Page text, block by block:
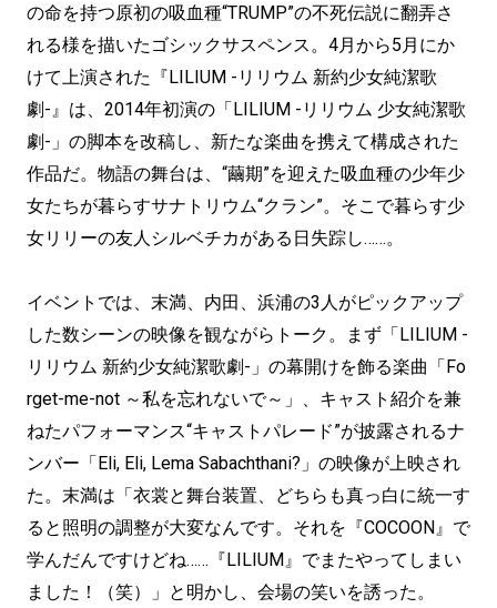
の命を持つ原初の吸血種“TRUMP”の不死伝説に翻弄さ
れる様を描いたゴシックサスペンス。4月から5月にか
けて上演された『LILIUM -リリウム 新約少女純潔歌
劇-』は、2014年初演の「LILIUM -リリウム 少女純潔歌
劇-」の脚本を改稿し、新たな楽曲を携えて構成された
作品だ。物語の舞台は、“繭期”を迎えた吸血種の少年少
女たちが暮らすサナトリウム“クラン”。そこで暮らす少
女リリーの友人シルベチカがある日失踪し……。
イベントでは、末満、内田、浜浦の3人がピックアップ
した数シーンの映像を観ながらトーク。まず「LILIUM -
リリウム 新約少女純潔歌劇-」の幕開けを飾る楽曲「Fo
rget-me-not ～私を忘れないで～」、キャスト紹介を兼
ねたパフォーマンス“キャストパレード”が披露されるナ
ンバー「Eli, Eli, Lema Sabachthani?」の映像が上映され
た。末満は「衣裳と舞台装置、どちらも真っ白に統一す
ると照明の調整が大変なんです。それを『COCOON』で
学んだんですけどね……『LILIUM』でまたやってしまい
ました！（笑）」と明かし、会場の笑いを誘った。